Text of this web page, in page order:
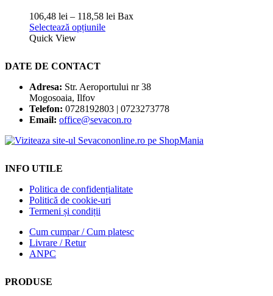
106,48 lei – 118,58 lei Interval
118,58 lei
Bax
Selectează opțiunileAcest
variații.
Opțiunile
pot
fi
alese
pagina
Quick View
DATE DE CONTACT
Adresa: Str. Aeroportului nr 38
Mogosoaia, Ilfov
Telefon: 0728192803 | 0723273778
Email: office@sevacon.ro
INFO UTILE
Politica de confidențialitate
Politică de cookie-uri
Termeni și condiții
Cum cumpar / Cum platesc
Livrare / Retur
ANPC
PRODUSE